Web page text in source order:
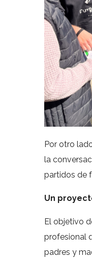
Por otro
la
partidos de
Un
El objetivo
profesional
padres y